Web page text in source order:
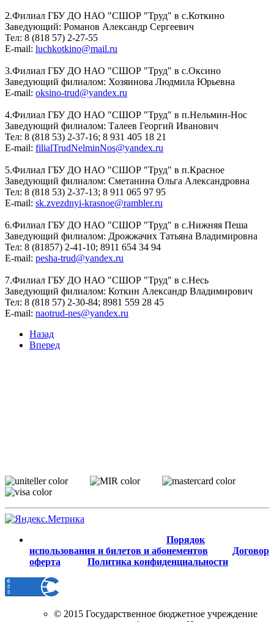
2.Филиал ГБУ ДО НАО "СШОР "Труд" в с.Коткино
Заведующий: Романов Александр Сергеевич
Тел: 8 (818 57) 2-27-55
E-mail: luchkotkino@mail.ru
3.Филиал ГБУ ДО НАО "СШОР "Труд" в с.Оксино
Заведующий филиалом: Хозяинова Людмила Юрьевна
E-mail: oksino-trud@yandex.ru
4.Филиал ГБУ ДО НАО "СШОР "Труд" в п.Нельмин-Нос
Заведующий филиалом: Талеев Георгий Иванович
Тел: 8 (818 53) 2-37-16; 8 931 405 18 21
E-mail: filialTrudNelminNos@yandex.ru
5.Филиал ГБУ ДО НАО "СШОР "Труд" в п.Красное
Заведующий филиалом: Сметанина Ольга Александровна
Тел: 8 (818 53) 2-37-13; 8 911 065 97 95
E-mail: sk.zvezdnyi-krasnoe@rambler.ru
6.Филиал ГБУ ДО НАО "СШОР "Труд" в с.Нижняя Пеша
Заведующий филиалом: Дрожжачих Татьяна Владимировна
Тел: 8 (81857) 2-41-10; 8911 654 34 94
E-mail: pesha-trud@yandex.ru
7.Филиал ГБУ ДО НАО "СШОР "Труд" в с.Несь
Заведующий филиалом: Коткин Александр Владимирович
Тел: 8 (818 57) 2-30-84; 8981 559 28 45
E-mail: naotrud-nes@yandex.ru
Назад
Вперед
Порядок
использования и билетов и абонементов
Договор
оферта
Политика конфиденциальности
© 2015 Государственное бюджетное учреждение